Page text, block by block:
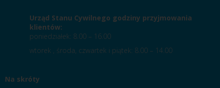
Urząd Stanu Cywilnego godziny przyjmowania
klientów:
poniedziałek: 8.00 – 16.00
wtorek , środa, czwartek i piątek: 8.00 – 14.00
Na skróty